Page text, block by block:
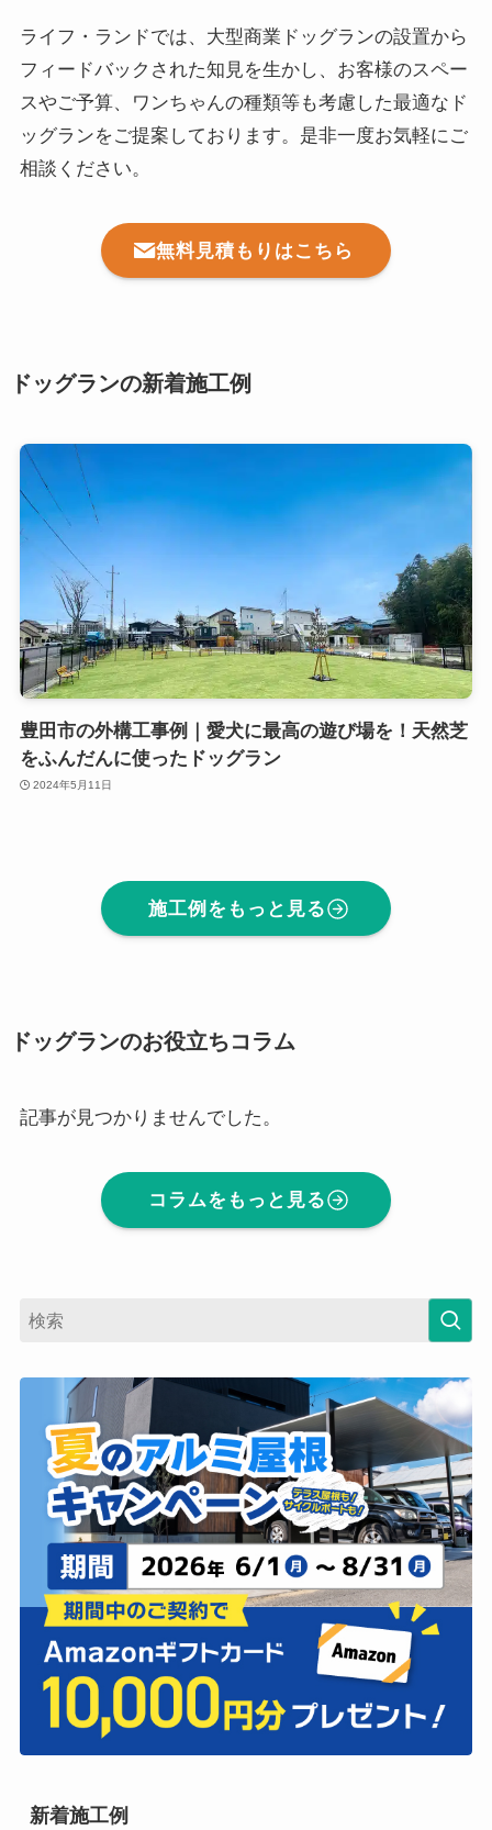
ライフ・ランドでは、大型商業ドッグランの設置から
フィードバックされた知見を生かし、お客様のスペー
スやご予算、ワンちゃんの種類等も考慮した最適なド
ッグランをご提案しております。是非一度お気軽にご
相談ください。
無料見積もりはこちら
ドッグランの新着施工例
豊田市の外構工事例｜愛犬に最高の遊び場を！天然芝
をふんだんに使ったドッグラン
2024年5月11日
施工例をもっと見る
ドッグランのお役立ちコラム
記事が見つかりませんでした。
コラムをもっと見る
新着施工例